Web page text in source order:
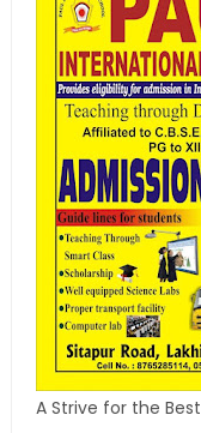
A Strive for the Best